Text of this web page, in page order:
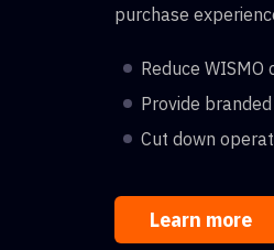
purchase
Reduce WISMO
Provide
Cut down
Learn more